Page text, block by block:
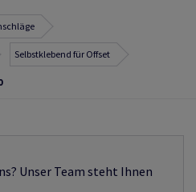
Selbstklebend für Offset
Unser Team steht Ihnen